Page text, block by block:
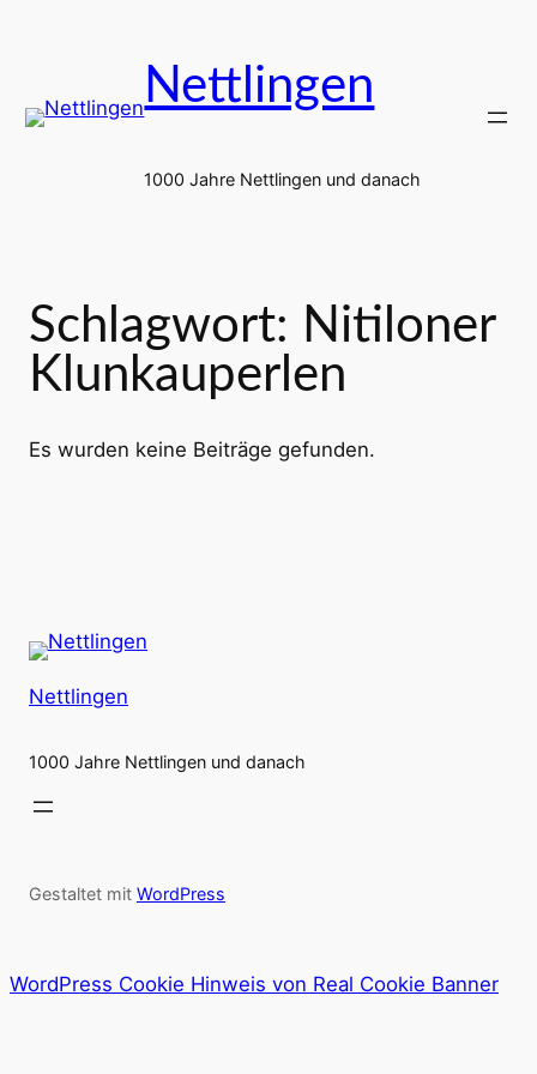
Nettlingen
1000 Jahre Nettlingen und danach
Schlagwort: Nitiloner
Klunkauperlen
Es wurden keine Beiträge gefunden.
Nettlingen
1000 Jahre Nettlingen und danach
Gestaltet mit WordPress
WordPress Cookie Hinweis von Real Cookie Banner